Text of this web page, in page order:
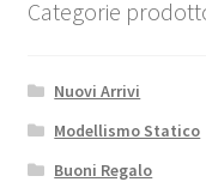
Categorie
Nuovi Arrivi
Modellismo Statico
Buoni Regalo